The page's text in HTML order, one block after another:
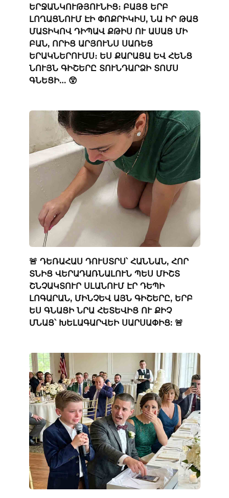
ԵՐՋԱՆԿՈՒԹՅՈՒՆԻՑ։ ԲԱՅՑ ԵՐԲ
ԼՈՂԱՑՆՈՒՄ ԷԻ ՓՈՔՐԻԿԻՍ, ՆԱ ԻՐ ԹԱՑ
ՄԱՏԻԿՈՎ ԴԻՊԱՎ ՔԹԻՍ ՈՒ ԱՍԱՑ ՄԻ
ԲԱՆ, ՈՐԻՑ ԱՐՅՈՒՆՍ ՍԱՌԵՑ
ԵՐԱԿՆԵՐՈՒՄՍ։ ԵՍ ՔԱՐԱՑԱ ԵՎ ՀԵՆՑ
ՆՈՒՅՆ ԳԻՇԵՐԸ ՏՈՒՆԴԱՐՁԻ ՏՈՄՍ
ԳՆԵՑԻ… 😲
🚨 ԴԵՌԱՀԱՍ ԴՈՒՍՏՐՍ՝ ՀԱՆՆԱՆ, ՀՈՐ
ՏՆԻՑ ՎԵՐԱԴԱՌՆԱԼՈՒՆ ՊԵՍ ՄԻՇՏ
ՇՆՉԱԿՏՈՒՐ ՍԼԱՆՈՒՄ ԷՐ ԴԵՊԻ
ԼՈԳԱՐԱՆ, ՄԻՆՉԵՎ ԱՅՆ ԳԻՇԵՐԸ, ԵՐԲ
ԵՍ ԳՆԱՑԻ ՆՐԱ ՀԵՏԵՎԻՑ ՈՒ ՔԻՉ
ՄՆԱՑ՝ ԽԵԼԱԳԱՐՎԵԻ ՍԱՐՍԱՓԻՑ: 🚨